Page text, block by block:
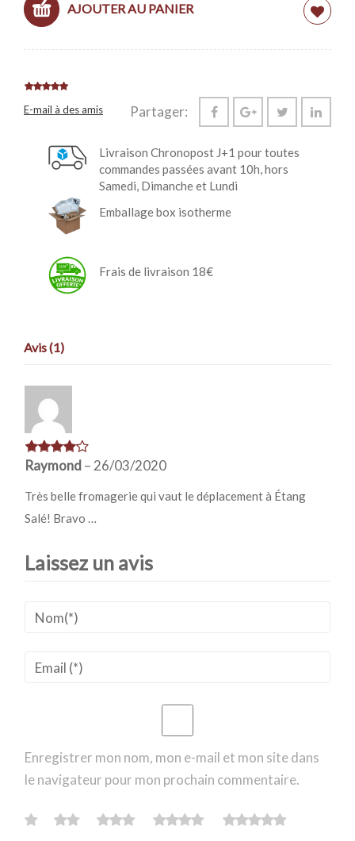
AJOUTER AU PANIER
E-mail à des amis Partager:
Livraison Chronopost J+1 pour toutes
commandes passées avant 10h, hors
Samedi, Dimanche et Lundi
Emballage box isotherme
Frais de livraison 18€
Avis (1)
Raymond – 26/03/2020
Très belle fromagerie qui vaut le déplacement à Étang
Salé! Bravo …
Laissez un avis
Enregistrer mon nom, mon e-mail et mon site dans
le navigateur pour mon prochain commentaire.